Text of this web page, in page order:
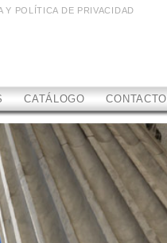
Y POLÍTICA DE PRIVACIDAD
CATÁLOGO CONTACTO